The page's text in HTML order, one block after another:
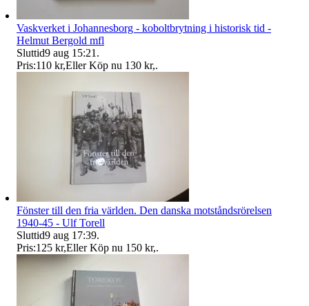
Vaskverket i Johannesborg - koboltbrytning i historisk tid -
Helmut Bergold mfl
Sluttid9 aug 15:21 .
Pris:110 kr,Eller Köp nu 130 kr,.
Fönster till den fria världen. Den danska motståndsrörelsen
1940-45 - Ulf Torell
Sluttid9 aug 17:39.
Pris:125 kr,Eller Köp nu 150 kr,.